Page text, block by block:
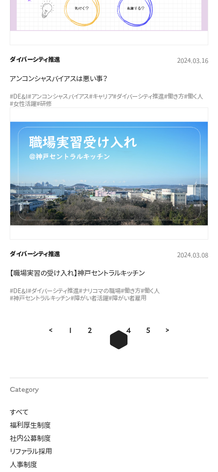
ダイバーシティ推進 2024.03.16
アンコンシャスバイアスは悪い事？
#DE&I#アンコンシャスバイアス#キャリア#ダイバーシティ推進#働き方#働く人
#女性活躍#研修
ダイバーシティ推進 2024.03.08
【職場実習の受け入れ】神戸セントラルキッチン
#DE&I #ダイバーシティ推進#ナリコマの職場#働き方#働く人
#神戸セントラルキッチン#障がい者活躍#障がい者雇用
< 1 2 4 5 >
Category
すべて
福利厚生制度
社内公募制度
リファラル採用
人事制度